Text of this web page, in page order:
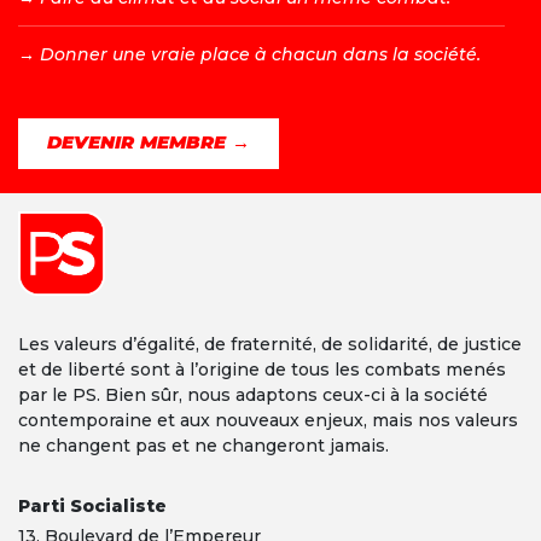
Les valeurs d’égalité, de fraternité, de solidarité, de justice
et de liberté sont à l’origine de tous les combats menés
par le PS. Bien sûr, nous adaptons ceux-ci à la société
contemporaine et aux nouveaux enjeux, mais nos valeurs
ne changent pas et ne changeront jamais.
Parti Socialiste
13, Boulevard de l’Empereur
→ Donner une vraie place à chacun dans la société.
DEVENIR MEMBRE →